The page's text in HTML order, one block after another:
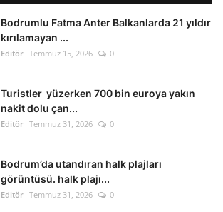
Bodrumlu Fatma Anter Balkanlarda 21 yıldır
kırılamayan ...
Editör Temmuz 15, 2026 0
Turistler yüzerken 700 bin euroya yakın
nakit dolu çan...
Editör Temmuz 31, 2026 0
Bodrum’da utandıran halk plajları
görüntüsü. halk plajı...
Editör Temmuz 31, 2026 0